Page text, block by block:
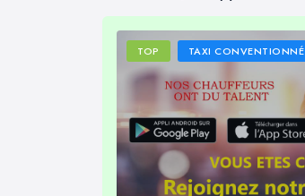
TOP TAXI CONVENTIONNÉ